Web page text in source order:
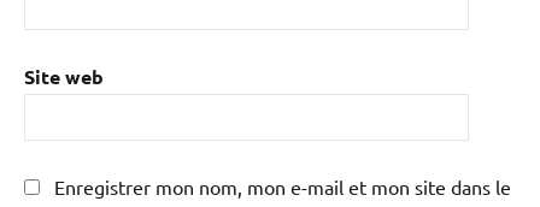
Site web
Enregistrer mon nom, mon e-mail et mon site dans le